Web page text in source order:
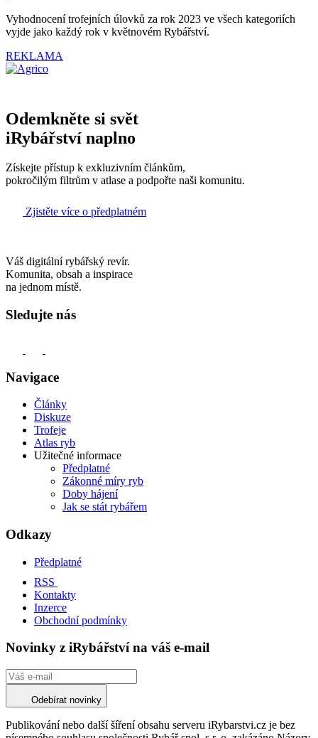
Vyhodnocení trofejních úlovků za rok 2023 ve všech kategoriích
vyjde jako každý rok v květnovém Rybářství.
REKLAMA
Odemkněte si svět
iRybářství naplno
Získejte přístup k exkluzivním článkům,
pokročilým filtrům v atlase a podpořte naši komunitu.
Zjistěte více o předplatném
Váš digitální rybářský revír.
Komunita, obsah a inspirace
na jednom místě.
Sledujte nás
Navigace
Články
Diskuze
Trofeje
Atlas ryb
Užitečné informace
Předplatné
Zákonné míry ryb
Doby hájení
Jak se stát rybářem
Odkazy
Předplatné
RSS
Kontakty
Inzerce
Obchodní podmínky
Novinky z iRybářství na váš e-mail
Odebírat novinky
Publikování nebo další šíření obsahu serveru iRybarstvi.cz je bez